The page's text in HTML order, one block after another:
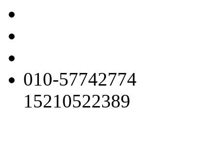
010-57742774
15210522389